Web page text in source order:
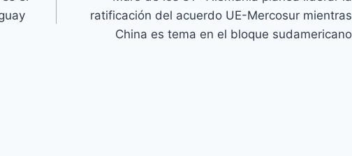
ratificación del acuerdo UE-Mercosur mientras
China es tema en el bloque sudamericano